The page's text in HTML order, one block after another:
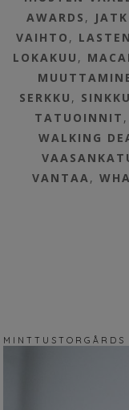
AWARDS ,
VAIHTO ,
LOKAKUU ,
SERKKU , SINKKU
TATUOINNIT ,
WALKING
VANTAA,
M I N T T U S T O R G Å R D S